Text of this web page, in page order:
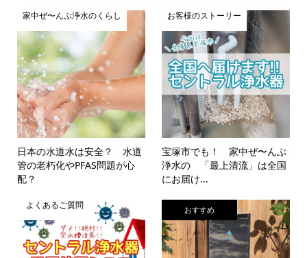
家中ぜ〜んぶ浄水のくらし
日本の水道水は安全？ 水道
管の老朽化やPFAS問題が心
配？
お客様のストーリー
宝塚市でも！ 家中ぜ〜んぶ
浄水の 「最上清流」は全国
にお届け...
よくあるご質問 おすすめ